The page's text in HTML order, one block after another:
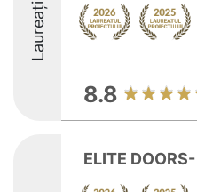
Laureați
8.8
ELITE